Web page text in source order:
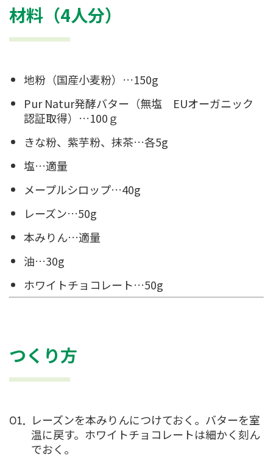
材料（4人分）
地粉（国産小麦粉）…150g
Pur Natur発酵バター （無塩 EUオーガニック
認証取得）…100ｇ
きな粉、紫芋粉、抹茶…各5g
塩…適量
メープルシロップ…40g
レーズン…50g
本みりん…適量
油…30g
ホワイトチョコレート…50g
つくり方
レーズンを本みりんにつけておく。 バターを室
温に戻す。ホワイトチョコレートは細かく刻ん
でおく。